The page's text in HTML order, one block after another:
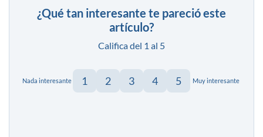
¿Qué tan interesante te pareció este
artículo?
Califica del 1 al 5
Nada interesante 1 2 3 4 5 Muy interesante